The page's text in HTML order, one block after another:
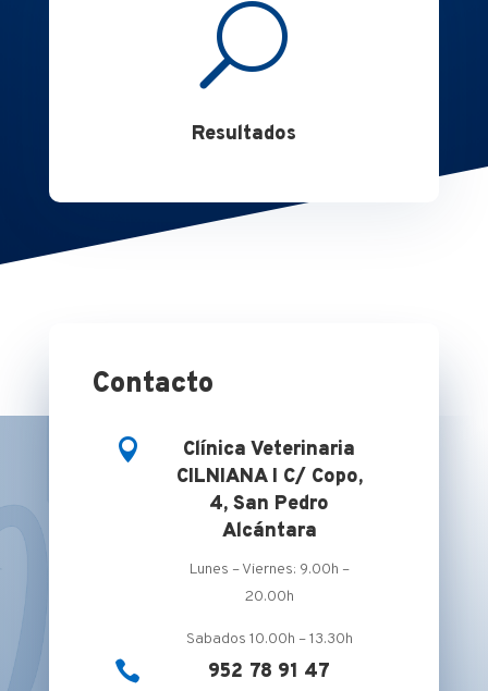
U
Resultados
Contacto

Clínica Veterinaria
CILNIANA I C/ Copo,
4, San Pedro
Alcántara
Lunes – Viernes: 9.00h –
20.00h
Sabados 10.00h – 13.30h
 952 78 91 47